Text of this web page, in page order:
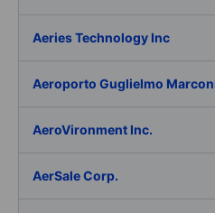
Aeries Technology Inc
Aeroporto Guglielmo
AeroVironment Inc.
AerSale Corp.